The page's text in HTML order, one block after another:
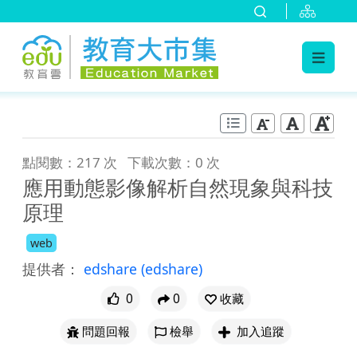
點閱數：217 次 下載次數：0 次
應用動態影像解析自然現象與科技
原理
web
提供者： edshare (edshare)
0 0
收藏
問題回報
檢舉 加入追蹤